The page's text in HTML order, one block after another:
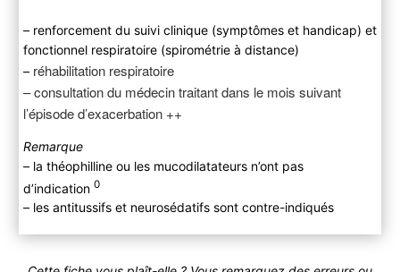
– renforcement du suivi clinique (symptômes et handicap) et
fonctionnel respiratoire (spirométrie à distance)
– réhabilitation respiratoire
– consultation du médecin traitant dans le mois suivant
l’épisode d’exacerbation ++
Remarque
– la théophilline ou les mucodilatateurs n’ont pas
d’indication 0
– les antitussifs et neurosédatifs sont contre-indiqués